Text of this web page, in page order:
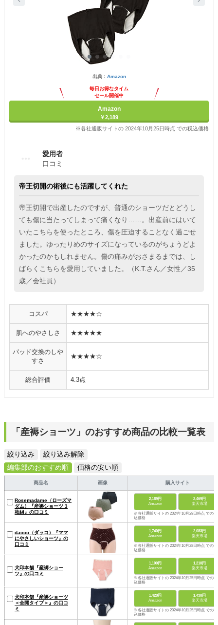
出典： Amazon
毎日お得なタイム
セール開催中
Amazon
￥2,189
※各社通販サイトの 2024年10月25日時点 での税込価格
愛用者
口コミ
帝王切開の術後にも活躍してくれた
帝王切開で出産したのですが、普通のショーツだとどうし
ても傷に当たってしまって痛くなり……。出産前にはいて
いたこちらを使ったところ、傷を圧迫することなく過ごせ
ました。ゆったりめのサイズになっているのがちょうどよ
かったのかもしれません。傷の痛みがおさまるまでは、し
ばらくこちらを愛用していました。（K.T.さん／女性／35
歳／会社員）
コスパ ★★★★☆
肌へのやさしさ ★★★★★
パッド交換のしや
すさ
★★★★☆
総合評価 4.3点
「産褥ショーツ」のおすすめ商品の比較一覧表
絞り込み
絞り込み解除
編集部のおすすめ順
価格の安い順
商品名 画像 購入サイト
Rosemadame（ローズマ
ダム）『産褥ショーツ 3
枚組』の口コミ
2,189円
Amazon
2,469円
楽天市場
※各社通販サイトの 2024年10月28日時点 での税
込価格
dacco（ダッコ）『ママ
にやさしいショーツ』の
口コミ
1,740円
Amazon
2,083円
楽天市場
※各社通販サイトの 2024年10月28日時点 での税
込価格
犬印本舗『産褥ショー
ツ』の口コミ
1,100円
Amazon
1,210円
楽天市場
※各社通販サイトの 2024年10月25日時点 での税
込価格
犬印本舗『産褥ショーツ
＜全開タイプ＞』の口コ
ミ
1,428円
Amazon
1,430円
楽天市場
※各社通販サイトの 2024年10月25日時点 での税
込価格